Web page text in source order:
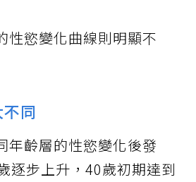
性慾變化曲線則明顯不
同
年齡層的性慾變化後發
逐步上升，40歲初期達到